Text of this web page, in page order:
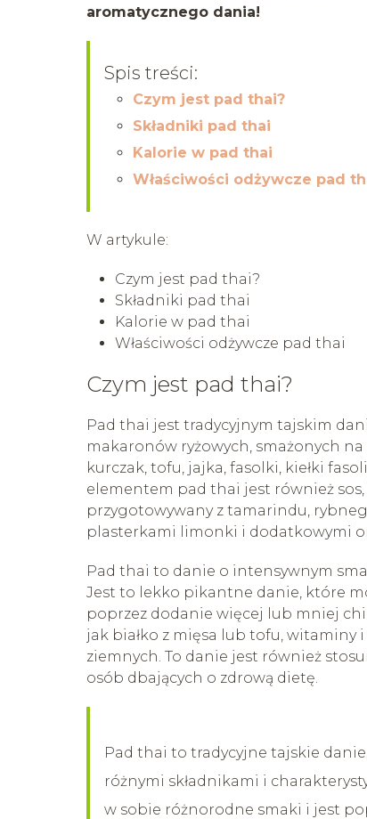
aromatycznego dania!
Spis treści:
Czym jest pad thai?
Składniki pad thai
Kalorie w pad thai
Właściwości odżywcze pad
W artykule:
Czym jest pad thai?
Składniki pad thai
Kalorie w pad thai
Właściwości odżywcze pad thai
Czym jest pad thai?
Pad thai jest tradycyjnym tajskim
makaronów ryżowych, smażonych
kurczak, tofu, jajka, fasolki, kiełki
elementem pad thai jest również
przygotowywany z tamarindu,
plasterkami limonki i dodatkowymi
Pad thai to danie o intensywnym
Jest to lekko pikantne danie, które
poprzez dodanie więcej lub mniej
jak białko z mięsa lub tofu, witaminy i
ziemnych. To danie jest również
osób dbających o zdrową dietę.
Pad thai to tradycyjne tajskie
różnymi składnikami i
w sobie różnorodne smaki i jest